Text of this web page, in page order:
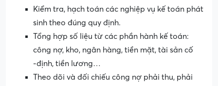
Kiểm tra, hạch toán các nghiệp vụ kế toán phát
sinh theo đúng quy định.
Tổng hợp số liệu từ các phần hành kế toán:
công nợ, kho, ngân hàng, tiền mặt, tài sản cố
-định, tiền lương…
Theo dõi và đối chiếu công nợ phải thu, phải